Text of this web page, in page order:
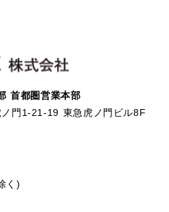
首都圏営業本部
門1-21-19 東急虎ノ門ビル8F
く)